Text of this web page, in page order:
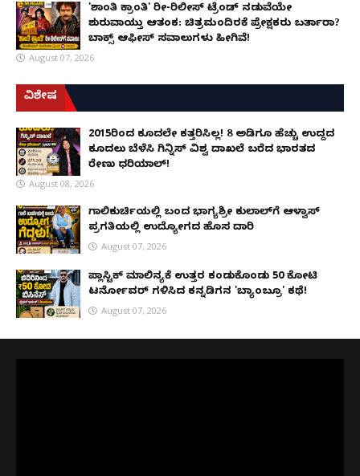
'ಶಾಂತಿ ಕ್ರಾಂತಿ' ರೀ-ರಿಲೀಸ್ ಟ್ರೆಂಡ್ ನಡುವೆಯೇ
ಶುರುವಾಯ್ತು ಆತಂಕ: ಚಿತ್ರಮಂದಿರಕ್ಕೆ ಪ್ರೇಕ್ಷಕರು ಬರ್ತಾರಾ?
ಬಾಕ್ಸ್ ಆಫೀಸ್ ಸವಾಲುಗಳು ಹೀಗಿವೆ!
August 07, 2026
ವಿಶೇಷ
2015ರಿಂದ ಕೂದಲೇ ಕತ್ತರಿಸಿಲ್ಲ! 8 ಅಡಿಗೂ ಹೆಚ್ಚು ಉದ್ದದ
ಕೂದಲು ಬೆಳೆಸಿ ಗಿನ್ನಿಸ್ ವಿಶ್ವ ದಾಖಲೆ ಬರೆದ ಭಾರತದ
ರೇಣು ಧರಿಯಾಲ್!
August 08, 2026
ಗಾಲಿಕುರ್ಚಿಯಲ್ಲಿ ಬಂದ ಭಾಗ್ಯಶ್ರೀ ಕುಲಾಲ್‌ಗೆ ಆಳ್ವಾಸ್
ಪ್ರಗತಿಯಲ್ಲಿ ಉದ್ಯೋಗದ ಹೊಸ ದಾರಿ
August 07, 2026
ಪ್ಲಾಸ್ಟಿಕ್ ಮಾಲಿನ್ಯಕ್ಕೆ ಉತ್ತರ ಕಂಡುಕೊಂಡು ₹50 ಕೋಟಿ
ಟರ್ನೋವರ್ ಗಳಿಸಿದ ಕನ್ನಡಿಗನ 'ಬ್ಯಾಂಬ್ರೂ' ಕಥೆ!
August 07, 2026